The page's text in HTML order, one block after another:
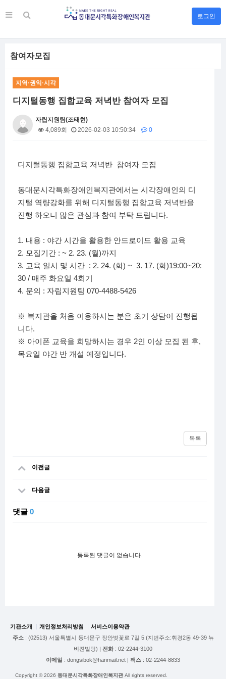
로그인
참여자모집
지역·권익·시각
디지털동행 집합교육 저녁반 참여자 모집
자립지원팀(조태현)
4,089회
2026-02-03 10:50:34 0
디지털동행 집합교육 저녁반 참여자 모집
동대문시각특화장애인복지관에서는 시각장애인의 디
지털 역량강화를 위해 디지털동행 집합교육 저녁반을
진행 하오니 많은 관심과 참여 부탁 드립니다.
1. 내용 : 야간 시간을 활용한 안드로이드 활용 교육
2. 모집기간 : ~ 2. 23. (월)까지
3. 교육 일시 및 시간 : 2. 24. (화) ~ 3. 17. (화)19:00~20:
30 / 매주 화요일 4회기
4. 문의 : 자립지원팀 070-4488-5426
※ 복지관을 처음 이용하시는 분은 초기 상담이 진행됩
니다.
※ 아이폰 교육을 희망하시는 경우 2인 이상 모집 된 후,
목요일 야간 반 개설 예정입니다.
목록
이전글
다음글
댓글 0
등록된 댓글이 없습니다.
기관소개 개인정보처리방침
서비스이용약관
주소: (02513) 서울특별시 동대문구 장안벚꽃로 7길 5 (지번주소:휘경2동 49-39 뉴
비젼빌딩) | 전화: 02-2244-3100
이메일 : dongsibok@hanmail.net | 팩스 : 02-2244-8833
Copyright © 2026 동대문시각특화장애인복지관 All rights reserved.